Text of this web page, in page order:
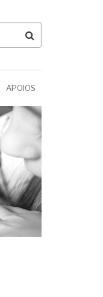
APOIOS